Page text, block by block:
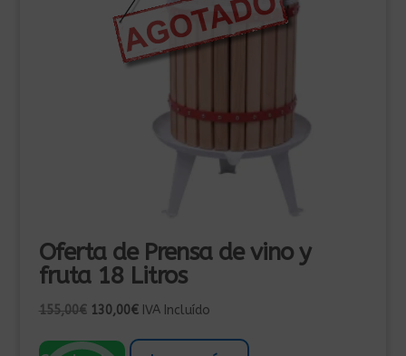
Oferta de Prensa de vino y
fruta 18 Litros
155,00€ El
original
130,00€El
actual
IVA Incluído